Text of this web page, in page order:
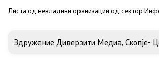
Листа од невладини оранизации од сектор
Здружение Диверзити Медиа, Скопје-